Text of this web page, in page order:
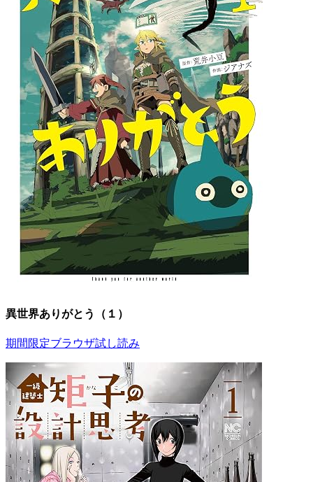
異世界ありがとう（１）
期間限定ブラウザ試し読み